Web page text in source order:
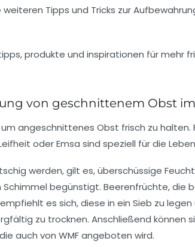
Tipps und Tricks zur
von geschnittenem Obst
angeschnittenes Obst frisch zu
oder Emsa sind speziell für die
werden, gilt es, überschüssige
Schimmel begünstigt. Beerenfrüchte,
es sich, diese in ein Sieb zu
zu trocknen. Anschließend
auch von WMF angeboten wird.